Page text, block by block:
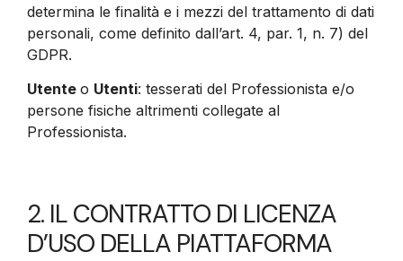
determina le finalità e i mezzi del trattamento di dati
personali, come definito dall’art. 4, par. 1, n. 7) del
GDPR.
Utente o Utenti: tesserati del Professionista e/o
persone fisiche altrimenti collegate al
Professionista.
2. IL CONTRATTO DI LICENZA
D’USO DELLA PIATTAFORMA